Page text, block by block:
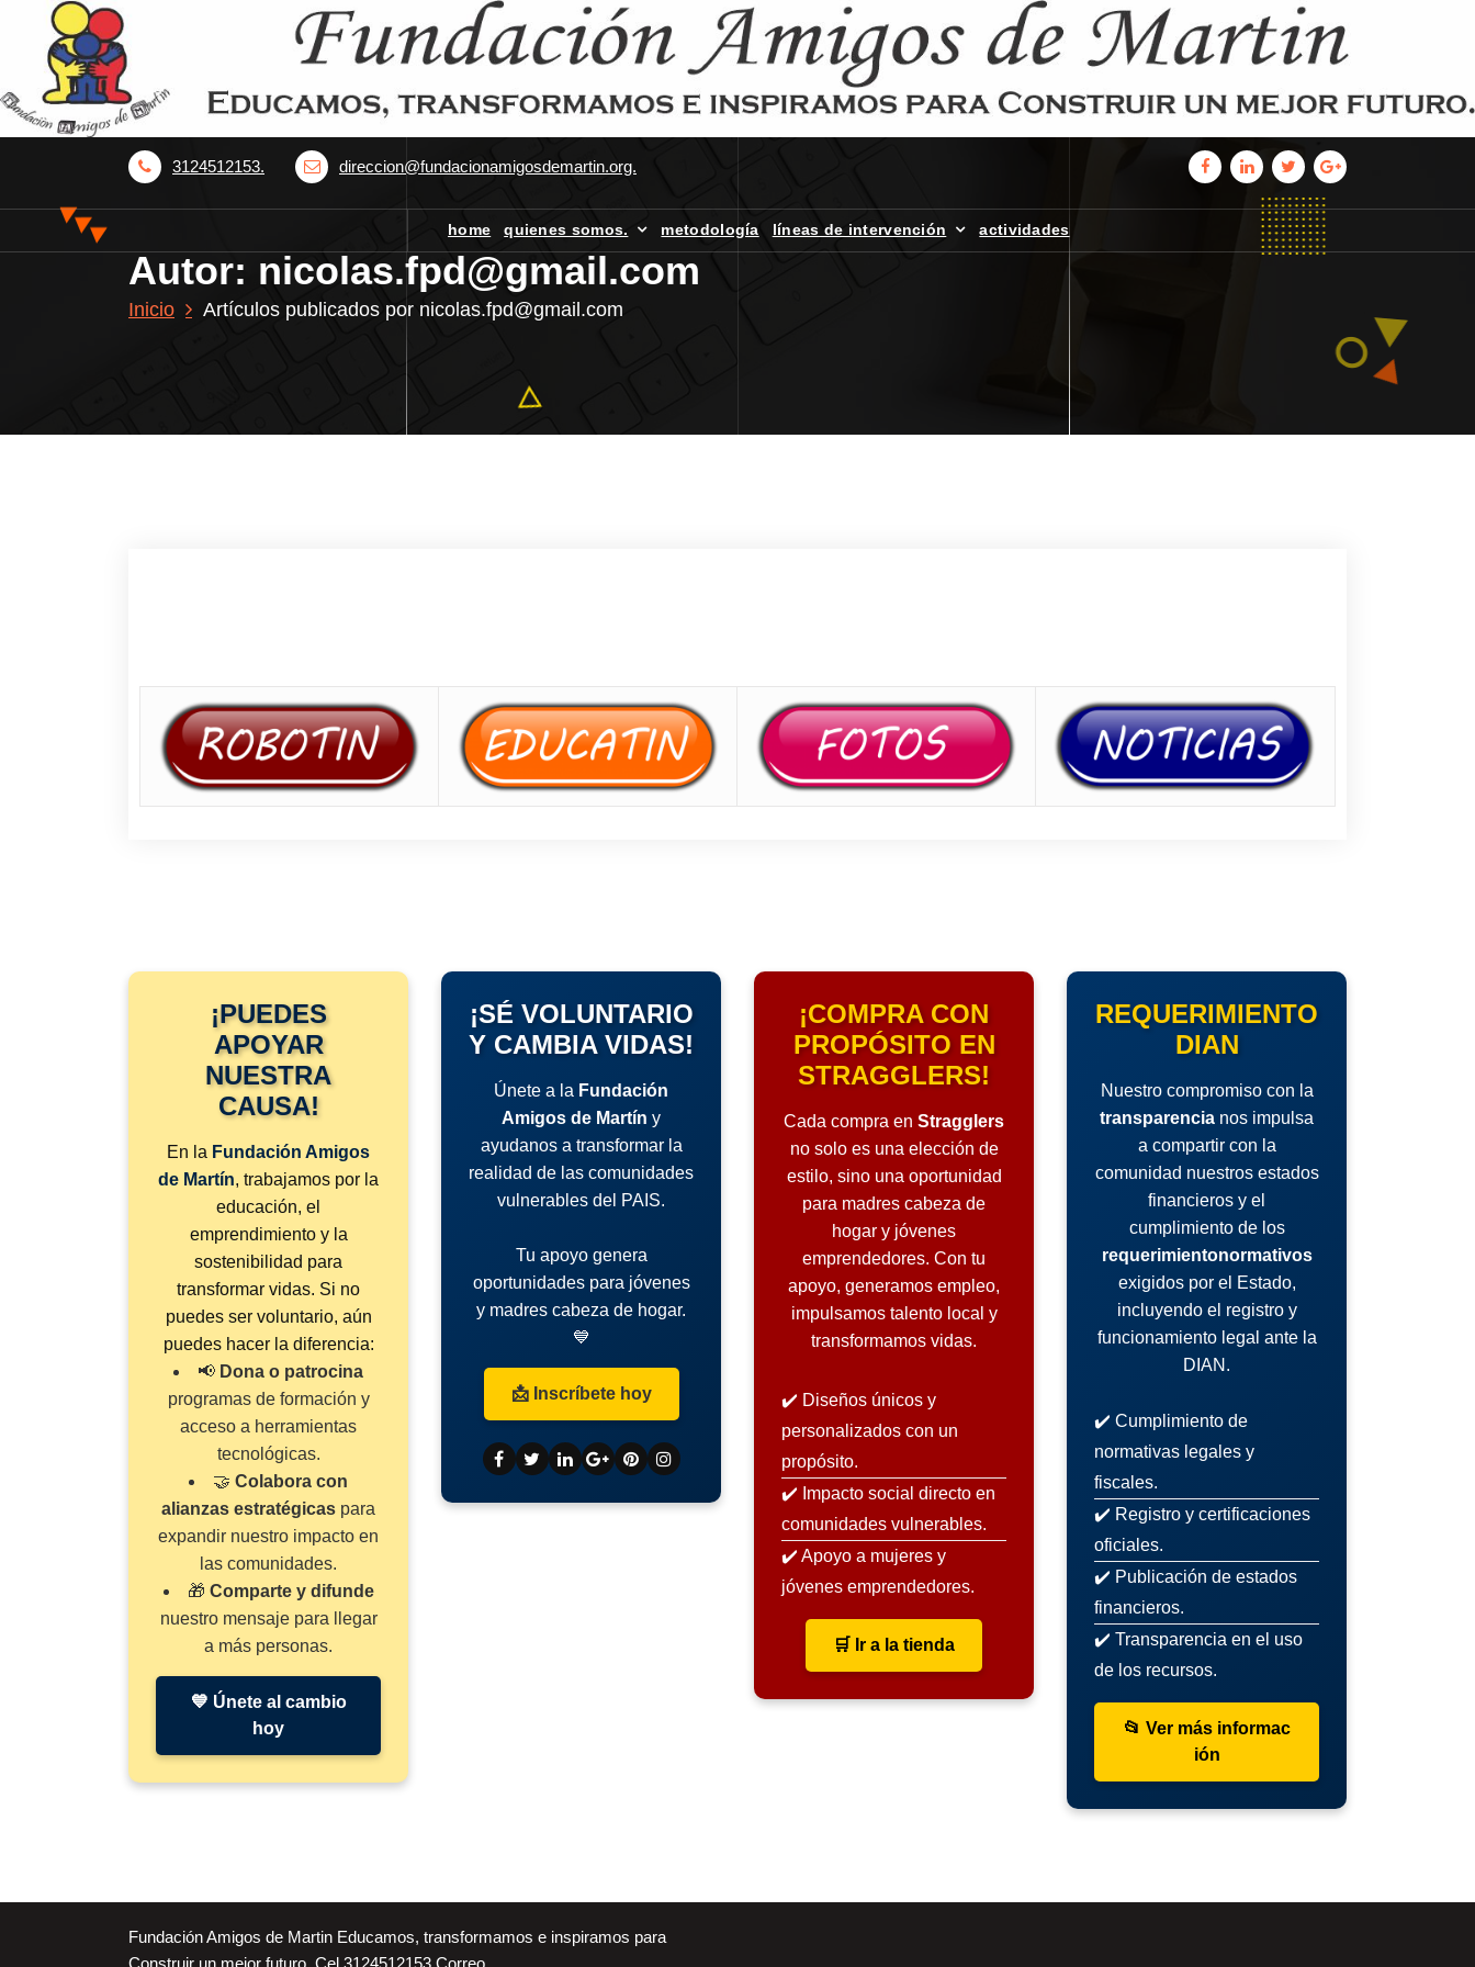
o
o
3124512153. direccion@fundacionamigosdemartin.org.
home quienes somos. metodología líneas de intervención actividades
Autor: nicolas.fpd@gmail.com
Inicio Artículos publicados por nicolas.fpd@gmail.com
¡PUEDES
APOYAR
NUESTRA
CAUSA!
En la Fundación Amigos
de Martín, trabajamos por la
educación, el
emprendimiento y la
sostenibilidad para
transformar vidas. Si no
puedes ser voluntario, aún
puedes hacer la diferencia:
📢 Dona o patrocina
programas de formación y
acceso a herramientas
tecnológicas.
🤝 Colabora con
alianzas estratégicas para
expandir nuestro impacto en
las comunidades.
🎁 Comparte y difunde
nuestro mensaje para llegar
a más personas.
💙 Únete al cambio
hoy
¡SÉ VOLUNTARIO
Y CAMBIA VIDAS!
Únete a la Fundación
Amigos de Martín y
ayudanos a transformar la
realidad de las comunidades
vulnerables del PAIS.
Tu apoyo genera
oportunidades para jóvenes
y madres cabeza de hogar.
💙
📩 Inscríbete hoy
¡COMPRA CON
PROPÓSITO EN
STRAGGLERS!
Cada compra en Stragglers
no solo es una elección de
estilo, sino una oportunidad
para madres cabeza de
hogar y jóvenes
emprendedores. Con tu
apoyo, generamos empleo,
impulsamos talento local y
transformamos vidas.
✔️ Diseños únicos y
personalizados con un
propósito.
✔️ Impacto social directo en
comunidades vulnerables.
✔️ Apoyo a mujeres y
jóvenes emprendedores.
🛒 Ir a la tienda
REQUERIMIENTO
DIAN
Nuestro compromiso con la
transparencia nos impulsa
a compartir con la
comunidad nuestros estados
financieros y el
cumplimiento de los
requerimientonormativos
exigidos por el Estado,
incluyendo el registro y
funcionamiento legal ante la
DIAN.
✔️ Cumplimiento de
normativas legales y
fiscales.
✔️ Registro y certificaciones
oficiales.
✔️ Publicación de estados
financieros.
✔️ Transparencia en el uso
de los recursos.
📂 Ver más informac
ión
Fundación Amigos de Martin Educamos, transformamos e inspiramos para
Construir un mejor futuro. Cel 3124512153 Correo